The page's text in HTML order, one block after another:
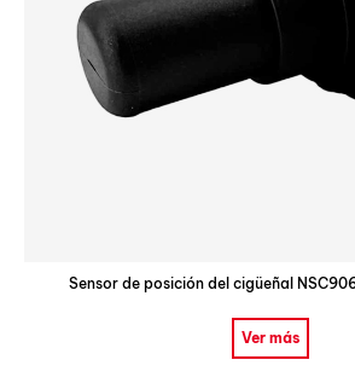
Sensor de posición del cigüeñal
Ver más